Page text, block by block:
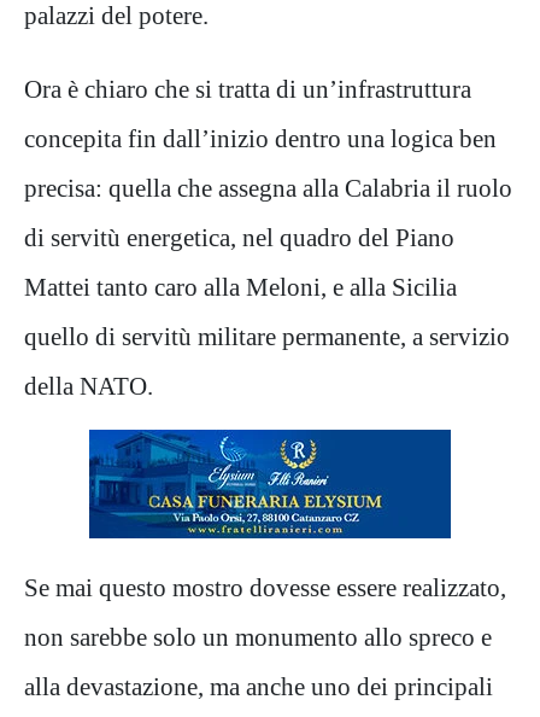
palazzi del potere.
Ora è chiaro che si tratta di un’infrastruttura
concepita fin dall’inizio dentro una logica ben
precisa: quella che assegna alla Calabria il ruolo
di servitù energetica, nel quadro del Piano
Mattei tanto caro alla Meloni, e alla Sicilia
quello di servitù militare permanente, a servizio
della NATO.
Se mai questo mostro dovesse essere realizzato,
non sarebbe solo un monumento allo spreco e
alla devastazione, ma anche uno dei principali